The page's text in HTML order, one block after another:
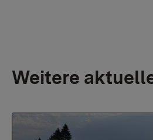
Weitere